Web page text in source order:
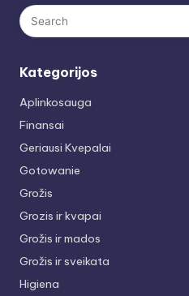
Kategorijos
Aplinkosauga
Finansai
Geriausi Kvepalai
Gotowanie
Grožis
Grozis ir kvapai
Grožis ir mados
Grožis ir sveikata
Higiena